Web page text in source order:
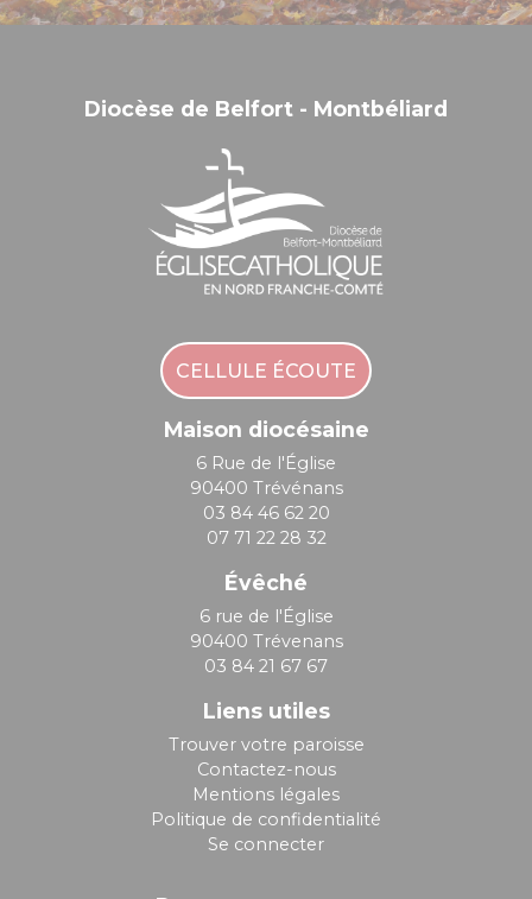
Diocèse de Belfort - Montbéliard
CELLULE ÉCOUTE
Maison diocésaine
6 Rue de l'Église
90400 Trévénans
03 84 46 62 20
07 71 22 28 32
Évêché
6 rue de l'Église
90400 Trévenans
03 84 21 67 67
Liens utiles
Trouver votre paroisse
Contactez-nous
Mentions légales
Politique de confidentialité
Se connecter